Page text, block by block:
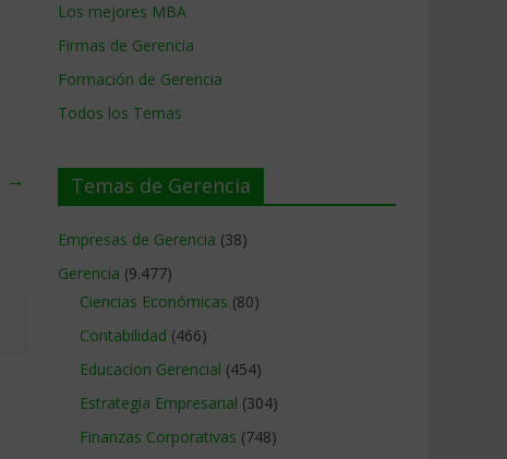
→
Los mejores MBA
Firmas de Gerencia
Formación de Gerencia
Todos los Temas
Temas de Gerencia
Empresas de Gerencia (38)
Gerencia (9.477)
Ciencias Económicas (80)
Contabilidad (466)
Educacion Gerencial (454)
Estrategia Empresarial (304)
Finanzas Corporativas (748)